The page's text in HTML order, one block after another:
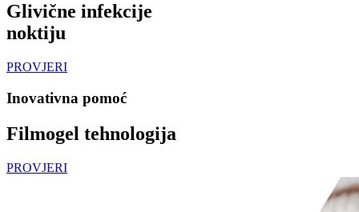
Glivične infekcije
noktiju
PROVJERI
Inovativna pomoć
Filmogel tehnologija
PROVJERI